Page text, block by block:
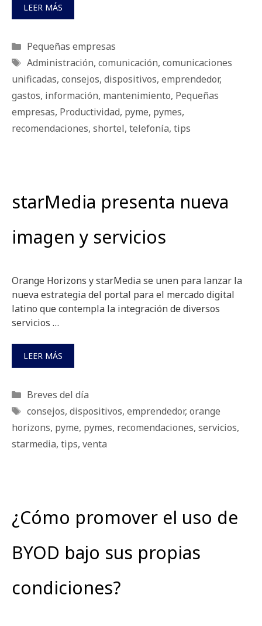
LEER MÁS
Categorías
Pequeñas empresas
Etiquetas
Administración, comunicación, comunicaciones
unificadas, consejos, dispositivos, emprendedor,
gastos, información, mantenimiento, Pequeñas
empresas, Productividad, pyme, pymes,
recomendaciones, shortel, telefonía, tips
starMedia presenta nueva
imagen y servicios
Orange Horizons y starMedia se unen para lanzar la
nueva estrategia del portal para el mercado digital
latino que contempla la integración de diversos
servicios …
LEER MÁS
Categorías
Breves del día
Etiquetas
consejos, dispositivos, emprendedor, orange
horizons, pyme, pymes, recomendaciones, servicios,
starmedia, tips, venta
¿Cómo promover el uso de
BYOD bajo sus propias
condiciones?